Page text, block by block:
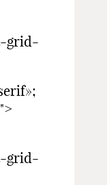
grid-
grid-